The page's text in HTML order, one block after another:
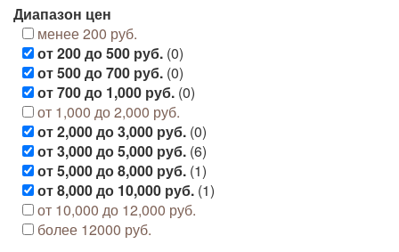
Диапазон цен
менее 200 руб.
от 200 до 500 руб. (0)
от 500 до 700 руб. (0)
от 700 до 1,000 руб. (0)
от 1,000 до 2,000 руб.
от 2,000 до 3,000 руб. (0)
от 3,000 до 5,000 руб. (6)
от 5,000 до 8,000 руб. (1)
от 8,000 до 10,000 руб. (1)
от 10,000 до 12,000 руб.
более 12000 руб.